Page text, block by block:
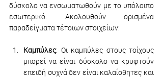
δύσκολο να ενσωματωθούν με το υπόλοιπο
εσωτερικό. Ακολουθούν ορισμένα
παραδείγματα τέτοιων στοιχείων:
Καμπύλες: Οι καμπύλες στους τοίχους
μπορεί να είναι δύσκολο να κρυφτούν
επειδή συχνά δεν είναι καλαίσθητες και